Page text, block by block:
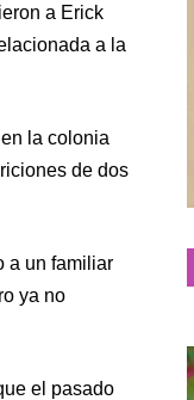
a Erick
a la
la colonia
de dos
a un familiar
ya no
el pasado